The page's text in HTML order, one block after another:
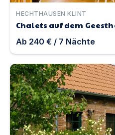
HECHTHAUSEN KLINT
Chalets auf dem
Ab 240 € / 7 Nächte
Feriendomizil Habetha